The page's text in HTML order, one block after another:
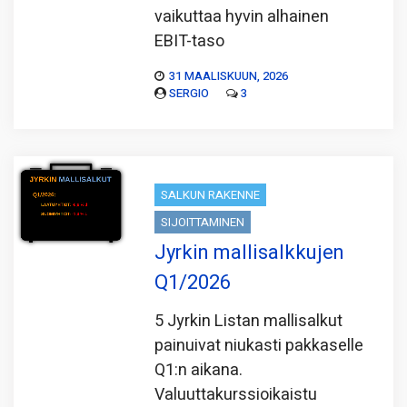
vaikuttaa hyvin alhainen
EBIT-taso
31 MAALISKUUN, 2026
SERGIO
3
SALKUN RAKENNE
SIJOITTAMINEN
Jyrkin mallisalkkujen
Q1/2026
5 Jyrkin Listan mallisalkut
painuivat niukasti pakkaselle
Q1:n aikana.
Valuuttakurssioikaistu